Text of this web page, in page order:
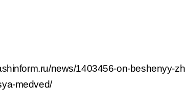
news/1403456-on-beshenyy-
medved/